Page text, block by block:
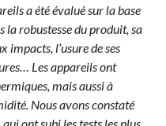
a été évalué sur la base
la robustesse du produit, sa
impacts, l’usure de ses
Les appareils ont
mais aussi à
Nous avons constaté